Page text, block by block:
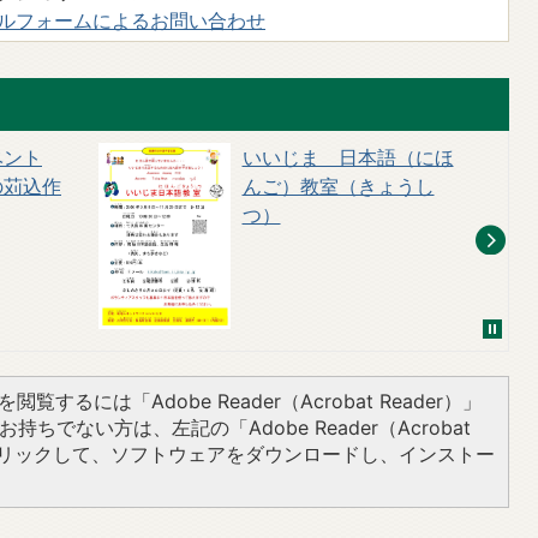
フォームによるお問い合わせ
ト
込作
いいじま 日本語（にほ
んご）教室（きょうし
つ）
閲覧するには「Adobe Reader（Acrobat Reader）」
持ちでない方は、左記の「Adobe Reader（Acrobat
ックして、ソフトウェアをダウンロードし、インストー